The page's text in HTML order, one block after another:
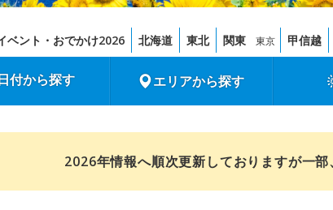
ベント・おでかけ2026 北海道 東北 関東 東京 甲信越
付から探す エリアから探す
2026年情報へ順次更新しておりますが一